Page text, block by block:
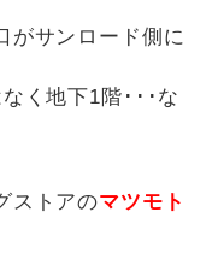
がサンロード側に
く地下1階･･･な
ストアのマツモト